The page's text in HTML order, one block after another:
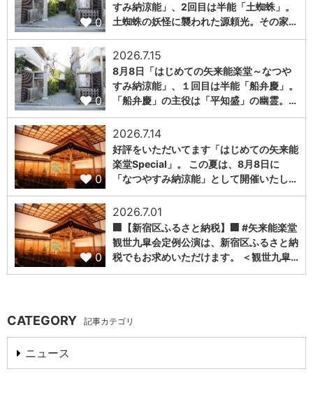
0
すみ納涼能」、2回目は半能「土蜘蛛」。
土蜘蛛の妖怪に襲われた源頼光。その家…
0
2026.7.15
8月8日「はじめての矢来能楽堂～なつや
すみ納涼能」、１回目は半能「船弁慶」。
「船弁慶」の主役は「平知盛」の幽霊。…
0
2026.7.14
好評をいただいてます「はじめての矢来能
楽堂Special」。 この夏は、8月8日に
「なつやすみ納涼能」として開催いたし…
0
2026.7.01
🏢【新宿区ふるさと納税】🏢 #矢来能楽堂
観世九皐会定例公演は、新宿区ふるさと納
税でもお求めいただけます。 ＜観世九皐…
CATEGORY 記事カテゴリ
ニュース